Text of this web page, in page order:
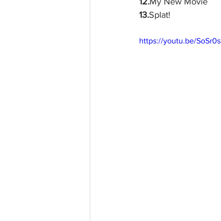
13.Splat!
https://youtu.be/